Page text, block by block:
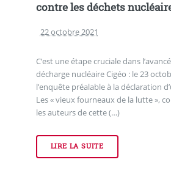
contre les déchets
22 octobre 2021
C’est une étape cruciale dans
décharge nucléaire Cigéo : le 23
l’enquête préalable à la déclaration
Les « vieux fourneaux de la lutte »,
les auteurs de cette (…)
LIRE LA SUITE